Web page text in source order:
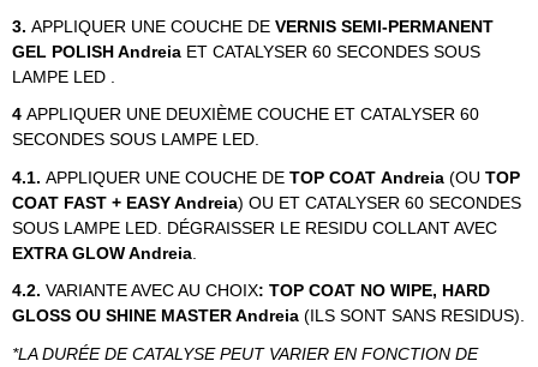
3. APPLIQUER UNE COUCHE DE VERNIS SEMI-PERMANENT
GEL POLISH Andreia ET CATALYSER 60 SECONDES SOUS
LAMPE LED .
4 APPLIQUER UNE DEUXIÈME COUCHE ET CATALYSER 60
SECONDES SOUS LAMPE LED.
4.1. APPLIQUER UNE COUCHE DE TOP COAT Andreia (OU TOP
COAT FAST + EASY Andreia) OU ET CATALYSER 60 SECONDES
SOUS LAMPE LED. DÉGRAISSER LE RESIDU COLLANT AVEC
EXTRA GLOW Andreia
4.2. VARIANTE AVEC AU CHOIX: TOP COAT NO WIPE, HARD
GLOSS OU SHINE MASTER Andreia (ILS SONT SANS RESIDUS).
*LA DURÉE DE CATALYSE PEUT VARIER EN FONCTION DE